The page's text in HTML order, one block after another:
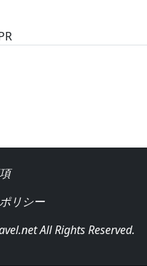
リシー
All Rights Reserved.